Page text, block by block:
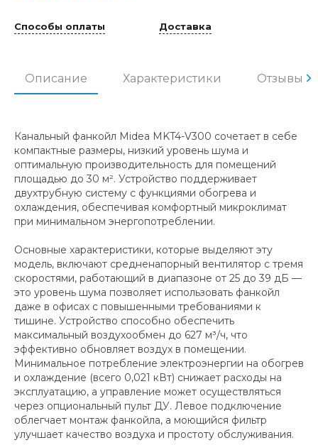
Способы оплаты Доставка
Описание Характеристики Отзывы
Канальный фанкойл Midea MKT4-V300 сочетает в себе
компактные размеры, низкий уровень шума и
оптимальную производительность для помещений
площадью до 30 м². Устройство поддерживает
двухтрубную систему с функциями обогрева и
охлаждения, обеспечивая комфортный микроклимат
при минимальном энергопотреблении.
Основные характеристики, которые выделяют эту
модель, включают средненапорный вентилятор с тремя
скоростями, работающий в диапазоне от 25 до 39 дБ —
это уровень шума позволяет использовать фанкойл
даже в офисах с повышенными требованиями к
тишине. Устройство способно обеспечить
максимальный воздухообмен до 627 м³/ч, что
эффективно обновляет воздух в помещении.
Минимальное потребление электроэнергии на обогрев
и охлаждение (всего 0,021 кВт) снижает расходы на
эксплуатацию, а управление может осуществляться
через опциональный пульт ДУ. Левое подключение
облегчает монтаж фанкойла, а моющийся фильтр
улучшает качество воздуха и простоту обслуживания.